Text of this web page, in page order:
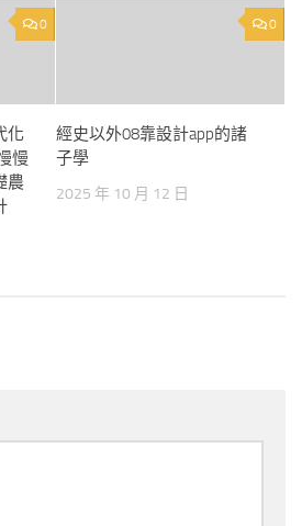
0
化
慢
農
0
經史以外08靠設計app的諸
子學
2025 年 10 月 12 日